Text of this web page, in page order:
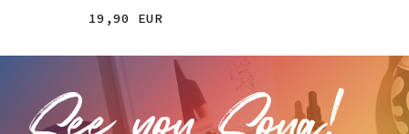
19,90 EUR